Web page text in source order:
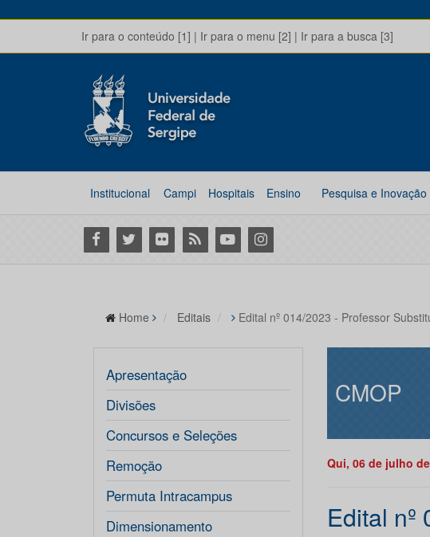
Ir para o conteúdo [1] | Ir para o menu [2] | Ir para a busca [3]
Institucional Campi Hospitais Ensino Pesquisa e Inovação
Facebook
Twitter Flickr RSS YoutubeInstagram
Home Editais Edital nº 014/2023 - Professor
Apresentação
Divisões
Concursos e Seleções
Remoção
Permuta Intracampus
Dimensionamento
CMOP
Qui, 06 de julho
Edital nº